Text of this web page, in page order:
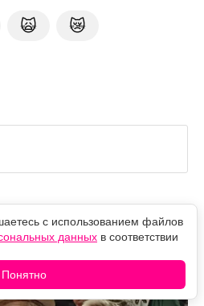
🙀 😿
дорисовали: где снимали
с использованием файлов
данных в соответствии
Понятно